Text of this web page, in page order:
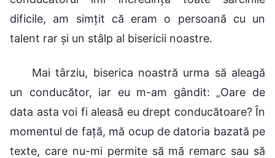
dificile, am simțit că eram o persoană cu un
talent rar și un stâlp al bisericii noastre.
Mai târziu, biserica noastră urma să aleagă
un conducător, iar eu m-am gândit: „Oare de
data asta voi fi aleasă eu drept conducătoare? În
momentul de față, mă ocup de datoria bazată pe
texte, care nu-mi permite să mă remarc sau să